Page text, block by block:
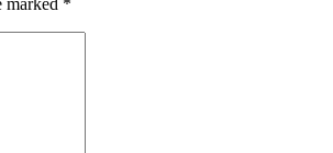
marked *